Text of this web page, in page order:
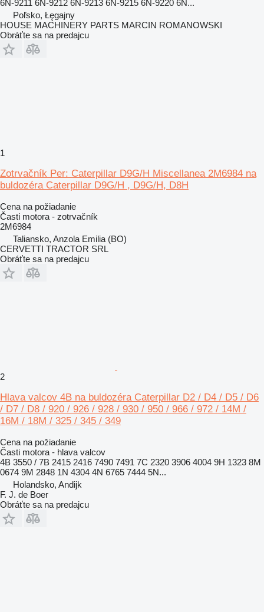
6N-9211 6N-9212 6N-9213 6N-9215 6N-9220 6N...
Poľsko, Łęgajny
HOUSE MACHINERY PARTS MARCIN ROMANOWSKI
Obráťte sa na predajcu
1
Zotrvačník Per: Caterpillar D9G/H Miscellanea 2M6984 na
buldozéra Caterpillar D9G/H , D9G/H, D8H
Cena na požiadanie
Časti motora - zotrvačník
2M6984
Taliansko, Anzola Emilia (BO)
CERVETTI TRACTOR SRL
Obráťte sa na predajcu
2
Hlava valcov 4B na buldozéra Caterpillar D2 / D4 / D5 / D6
/ D7 / D8 / 920 / 926 / 928 / 930 / 950 / 966 / 972 / 14M /
16M / 18M / 325 / 345 / 349
Cena na požiadanie
Časti motora - hlava valcov
4B 3550 / 7B 2415 2416 7490 7491 7C 2320 3906 4004 9H 1323 8M
0674 9M 2848 1N 4304 4N 6765 7444 5N...
Holandsko, Andijk
F. J. de Boer
Obráťte sa na predajcu